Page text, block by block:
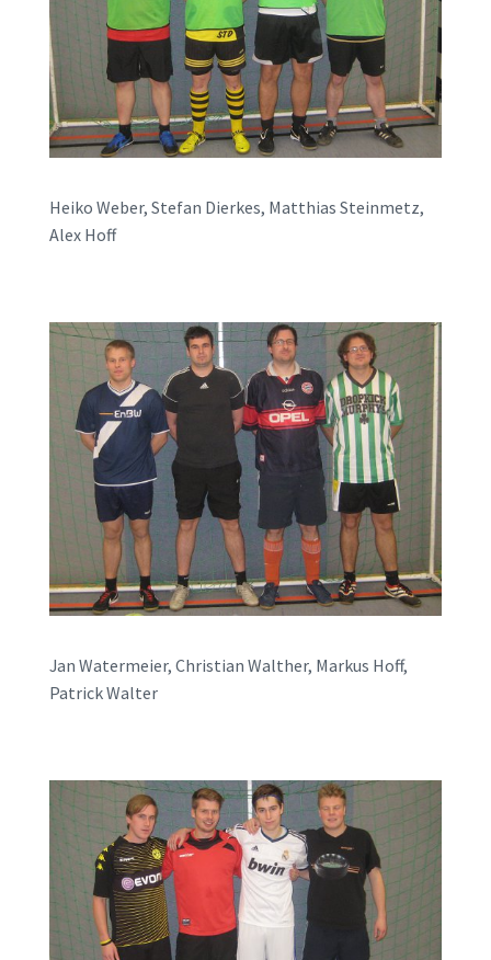
Heiko Weber, Stefan Dierkes, Matthias Steinmetz,
Alex Hoff
Jan Watermeier, Christian Walther, Markus Hoff,
Patrick Walter